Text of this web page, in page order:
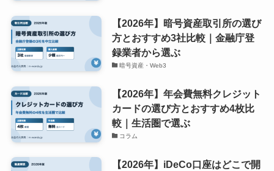
【2026年】暗号資産取引所の選び
方とおすすめ3社比較｜金融庁登
録業者から選ぶ
暗号資産・Web3
【2026年】年会費無料クレジット
カードの選び方とおすすめ4枚比
較｜生活圏で選ぶ
コラム
【2026年】iDeCo口座はどこで開